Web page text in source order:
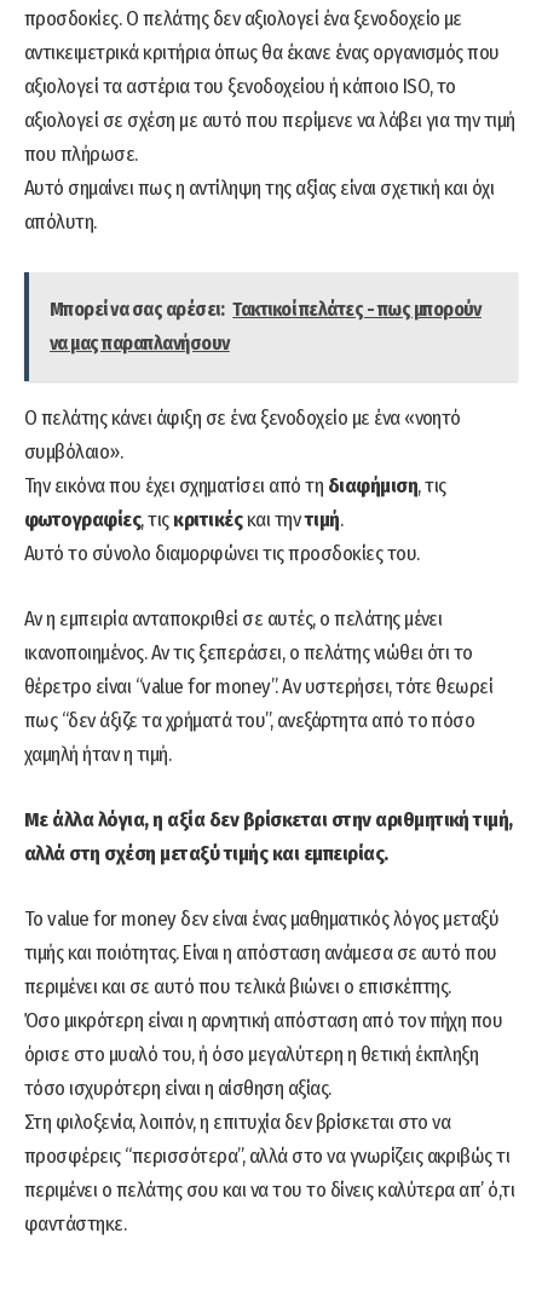
προσδοκίες. Ο πελάτης δεν αξιολογεί ένα ξενοδοχείο με
αντικειμετρικά κριτήρια όπως θα έκανε ένας οργανισμός που
αξιολογεί τα αστέρια του ξενοδοχείου ή κάποιο ISO, το
αξιολογεί σε σχέση με αυτό που περίμενε να λάβει για την τιμή
που πλήρωσε.
Αυτό σημαίνει πως η αντίληψη της αξίας είναι σχετική και όχι
απόλυτη.
Μπορεί να σας αρέσει: Τακτικοί πελάτες - πως μπορούν
να μας παραπλανήσουν
Ο πελάτης κάνει άφιξη σε ένα ξενοδοχείο με ένα «νοητό
συμβόλαιο».
Την εικόνα που έχει σχηματίσει από τη διαφήμιση, τις
φωτογραφίες, τιςκριτικέςκαι τηντιμή.
Αυτό το σύνολο διαμορφώνει τις προσδοκίες του.
Αν η εμπειρία ανταποκριθεί σε αυτές, ο πελάτης μένει
ικανοποιημένος. Αν τις ξεπεράσει, ο πελάτης νιώθει ότι το
θέρετρο είναι “value for money”. Αν υστερήσει, τότε θεωρεί
πως “δεν άξιζε τα χρήματά του”, ανεξάρτητα από το πόσο
χαμηλή ήταν η τιμή.
Με άλλα λόγια, η αξία δεν βρίσκεται στην αριθμητική τιμή,
αλλά στη σχέση μεταξύ τιμής και εμπειρίας.
Το value for money δεν είναι ένας μαθηματικός λόγος μεταξύ
τιμής και ποιότητας. Είναι η απόσταση ανάμεσα σε αυτό που
περιμένει και σε αυτό που τελικά βιώνει ο επισκέπτης.
Όσο μικρότερη είναι η αρνητική απόσταση από τον πήχη που
όρισε στο μυαλό του, ή όσο μεγαλύτερη η θετική έκπληξη
τόσο ισχυρότερη είναι η αίσθηση αξίας.
Στη φιλοξενία, λοιπόν, η επιτυχία δεν βρίσκεται στο να
προσφέρεις “περισσότερα”, αλλά στο να γνωρίζεις ακριβώς τι
περιμένει ο πελάτης σου και να του το δίνεις καλύτερα απ’ ό,τι
φαντάστηκε.